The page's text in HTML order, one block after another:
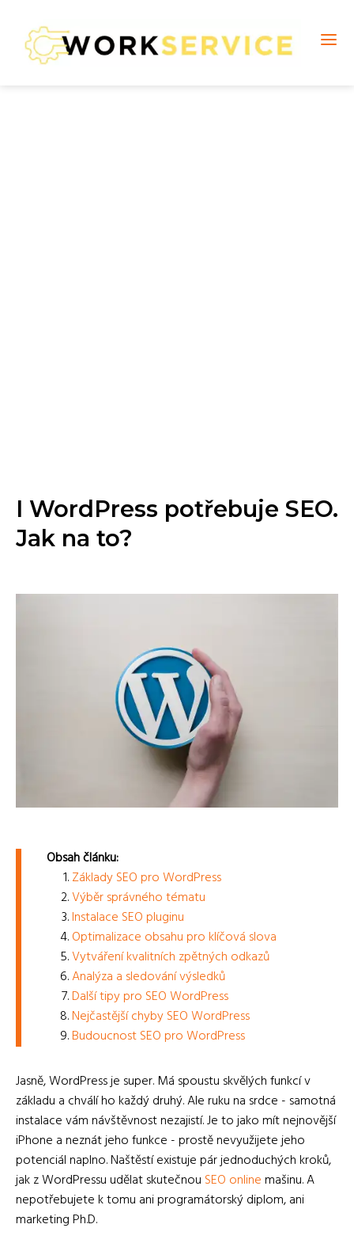
I WordPress potřebuje SEO.
Jak na to?
Obsah článku:
Základy SEO pro WordPress
Výběr správného tématu
Instalace SEO pluginu
Optimalizace obsahu pro klíčová slova
Vytváření kvalitních zpětných odkazů
Analýza a sledování výsledků
Další tipy pro SEO WordPress
Nejčastější chyby SEO WordPress
Budoucnost SEO pro WordPress
Jasně, WordPress je super. Má spoustu skvělých funkcí v
základu a chválí ho každý druhý. Ale ruku na srdce - samotná
instalace vám návštěvnost nezajistí. Je to jako mít nejnovější
iPhone a neznát jeho funkce - prostě nevyužijete jeho
potenciál naplno. Naštěstí existuje pár jednoduchých kroků,
jak z WordPressu udělat skutečnou SEO onlinemašinu. A
nepotřebujete k tomu ani programátorský diplom, ani
marketing Ph.D.